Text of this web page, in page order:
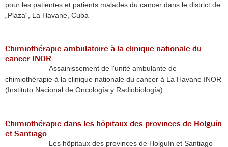
pour les patientes et patients malades du cancer dans le district de
„Plaza“, La Havane, Cuba
Chimiothérapie ambulatoire à la clinique nationale du
cancer INOR
Assainissement de l'unité ambulante de
chimiothérapie à la clinique nationale du cancer à La Havane INOR
(Instituto Nacional de Oncología y Radiobiología)
Chimiothérapie dans les hôpitaux des provinces de Holguín
et Santiago
Les hôpitaux des provinces de Holguín et Santiago